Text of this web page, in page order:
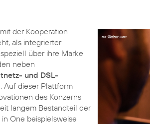
der Kooperation
als integrierter
über ihre Marke
neben
und DSL-
Auf dieser Plattform
des Konzerns
langem Bestandteil der
One beispielsweise